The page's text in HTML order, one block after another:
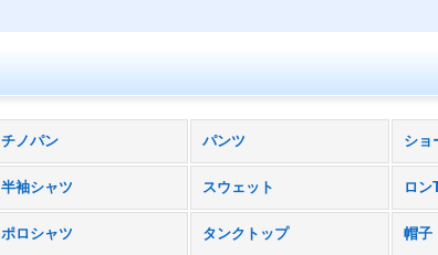
チノパン パンツ ショ
半袖シャツ スウェット ロン
ポロシャツ タンクトップ 帽子